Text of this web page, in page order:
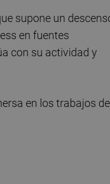
supone un
en fuentes
con su actividad y
en los trabajos de